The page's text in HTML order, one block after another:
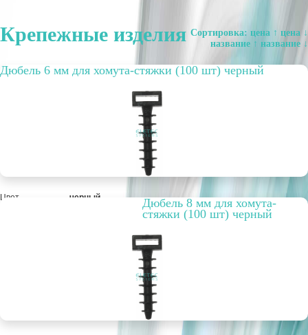
Крепежные изделия Сортировка: цена ↑ цена ↓
название ↑ название ↓
Дюбель 6 мм для хомута-стяжки (100 шт) черный
Цвет черный
Дюбель 8 мм для хомута-
стяжки (100 шт) черный